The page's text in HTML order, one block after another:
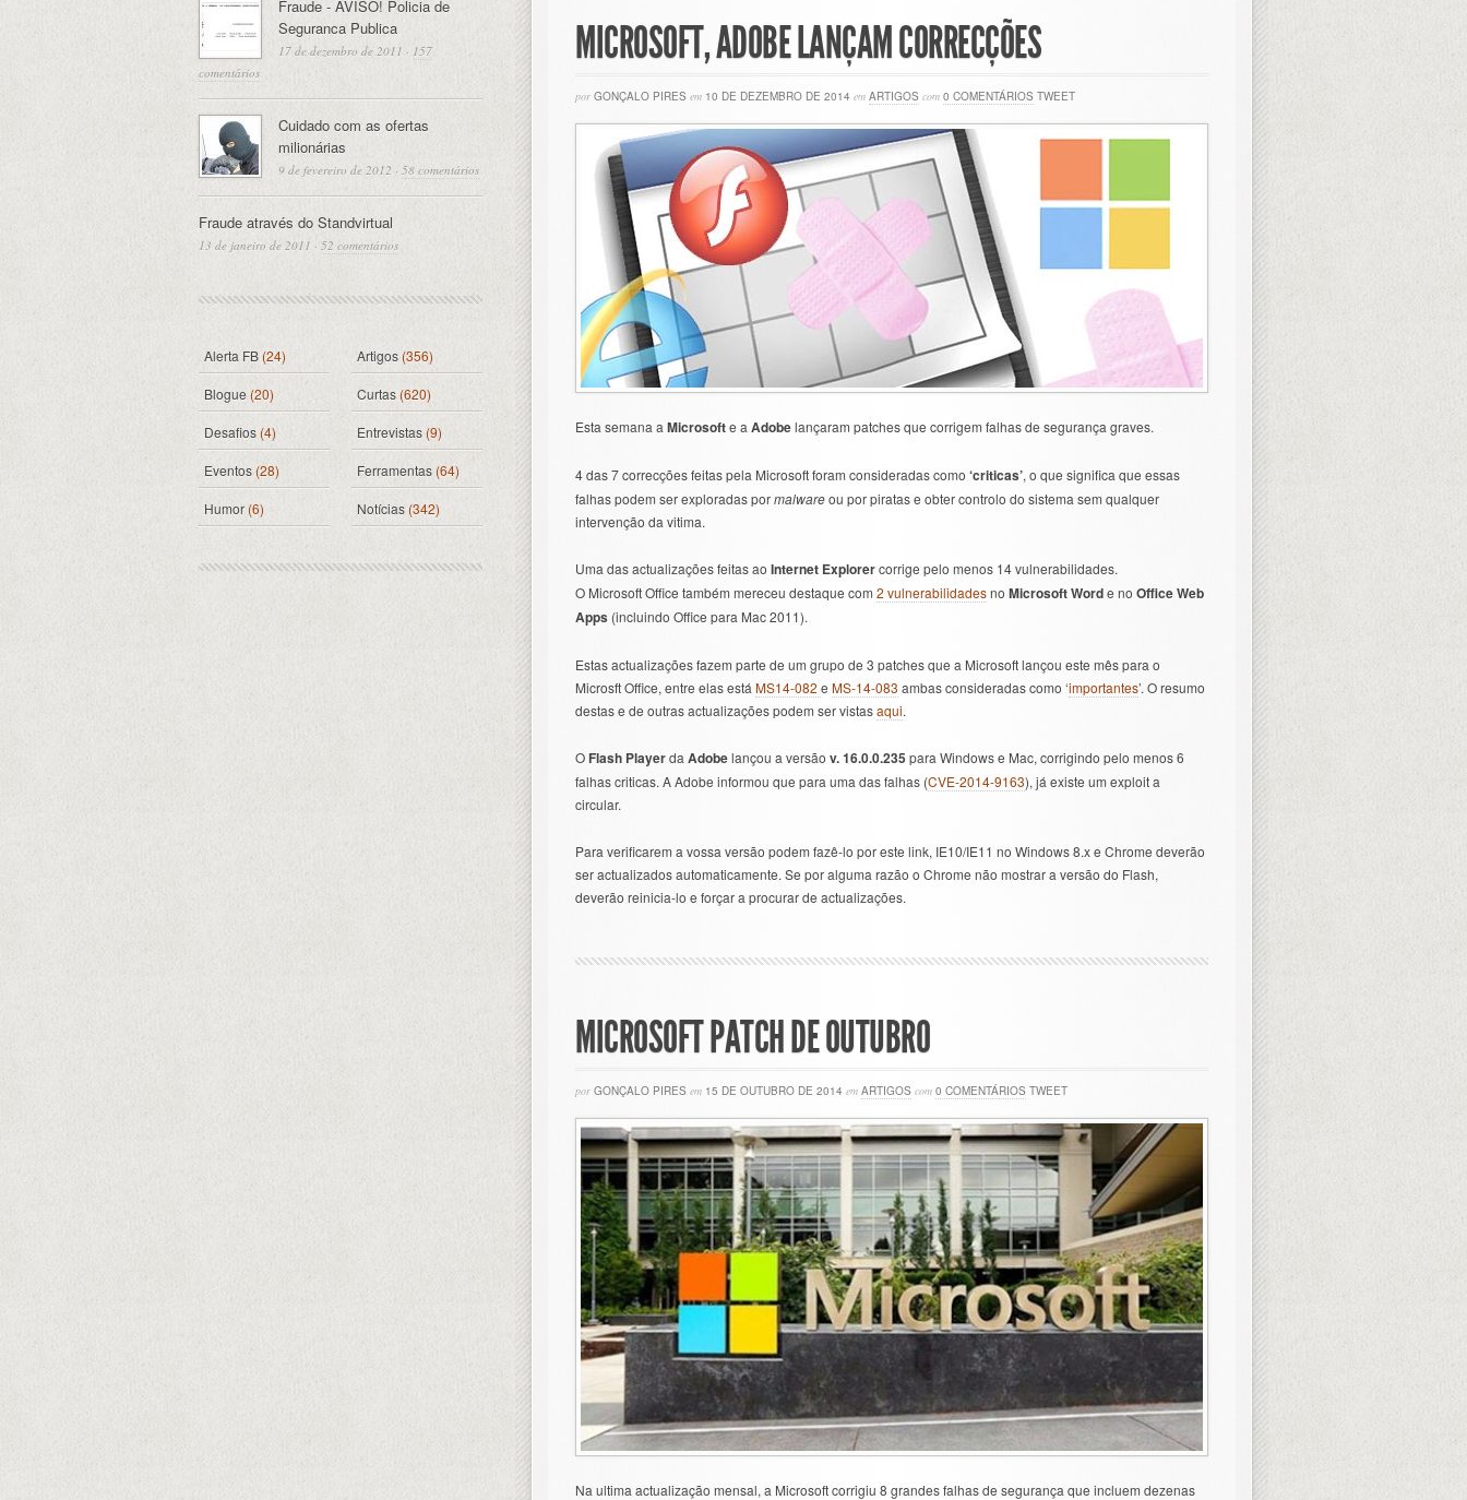
MICROSOFT, ADOBE LANÇAM CORRECÇÕES
por GONÇALO PIRES em 10 DE DEZEMBRO DE 2014 em ARTIGOS com 0 COMENTÁRIOS TWEET
Esta semana a Microsofte a Adobelançaram patches que corrigem falhas de segurança graves.
4 das 7 correcções feitas pela Microsoft foram consideradas como ‘criticas’, o que significa que essas
falhas podem ser exploradas pormalwareou por piratas e obter controlo do sistema sem qualquer
intervenção da vitima.
Uma das actualizações feitas ao Internet Explorercorrige pelo menos 14 vulnerabilidades.
O Microsoft Office também mereceu destaque com 2 vulnerabilidadesno Microsoft Worde no Office Web
Apps (incluindo Office para Mac 2011).
Estas actualizações fazem parte de um grupo de 3 patches que a Microsoft lançou este mês para o
Microsft Office, entre elas está MS14-082 e MS-14-083 ambas consideradas como ‘importantes’. O resumo
destas e de outras actualizações podem ser vistasaqui.
OFlash Playerda Adobelançou a versão v. 16.0.0.235 para Windows e Mac, corrigindo pelo menos 6
falhas criticas. A Adobe informou que para uma das falhas (CVE-2014-9163), já existe um exploit a
circular.
Para verificarem a vossa versão podem fazê-lo por este link, IE10/IE11 no Windows 8.x e Chrome deverão
ser actualizados automaticamente. Se por alguma razão o Chrome não mostrar a versão do Flash,
deverão reinicia-lo e forçar a procurar de actualizações.
MICROSOFT PATCH DE OUTUBRO
por GONÇALO PIRES em 15 DE OUTUBRO DE 2014 em ARTIGOS com 0 COMENTÁRIOS TWEET
Na ultima actualização mensal, a Microsoft corrigiu 8 grandes falhas de segurança que incluem dezenas
Fraude - AVISO! Policia de
Seguranca Publica
17 de dezembro de 2011 · 157
comentários
Cuidado com as ofertas
milionárias
9 de fevereiro de 2012 · 58 comentários
Fraude através do Standvirtual
13 de janeiro de 2011 · 52 comentários
Alerta FB(24) Artigos(356)
Blogue (20) Curtas (620)
Desafios(4) Entrevistas(9)
Eventos (28) Ferramentas (64)
Humor (6) Notícias(342)